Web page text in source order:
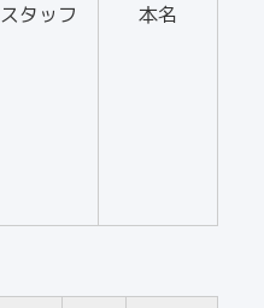
スタッフ 本名